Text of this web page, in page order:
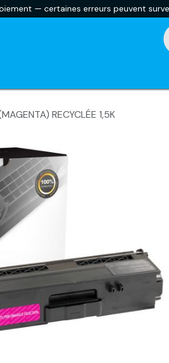
— certaines erreurs peuvent
RECYCLÉE 1,5K